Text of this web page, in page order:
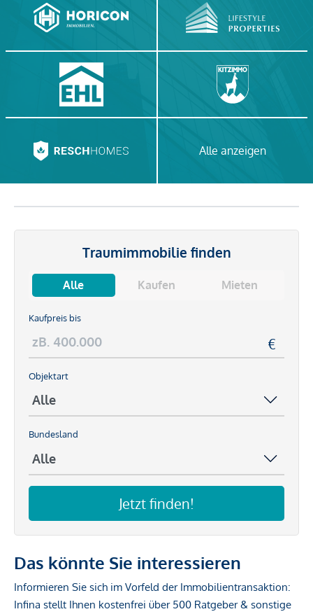
Alle anzeigen
Traumimmobilie finden
Alle Kaufen Mieten
Kaufpreis bis
Objektart
Bundesland
Jetzt finden!
Das könnte Sie interessieren
Informieren Sie sich im Vorfeld der Immobilientransaktion:
Infina stellt Ihnen kostenfrei über 500 Ratgeber & sonstige